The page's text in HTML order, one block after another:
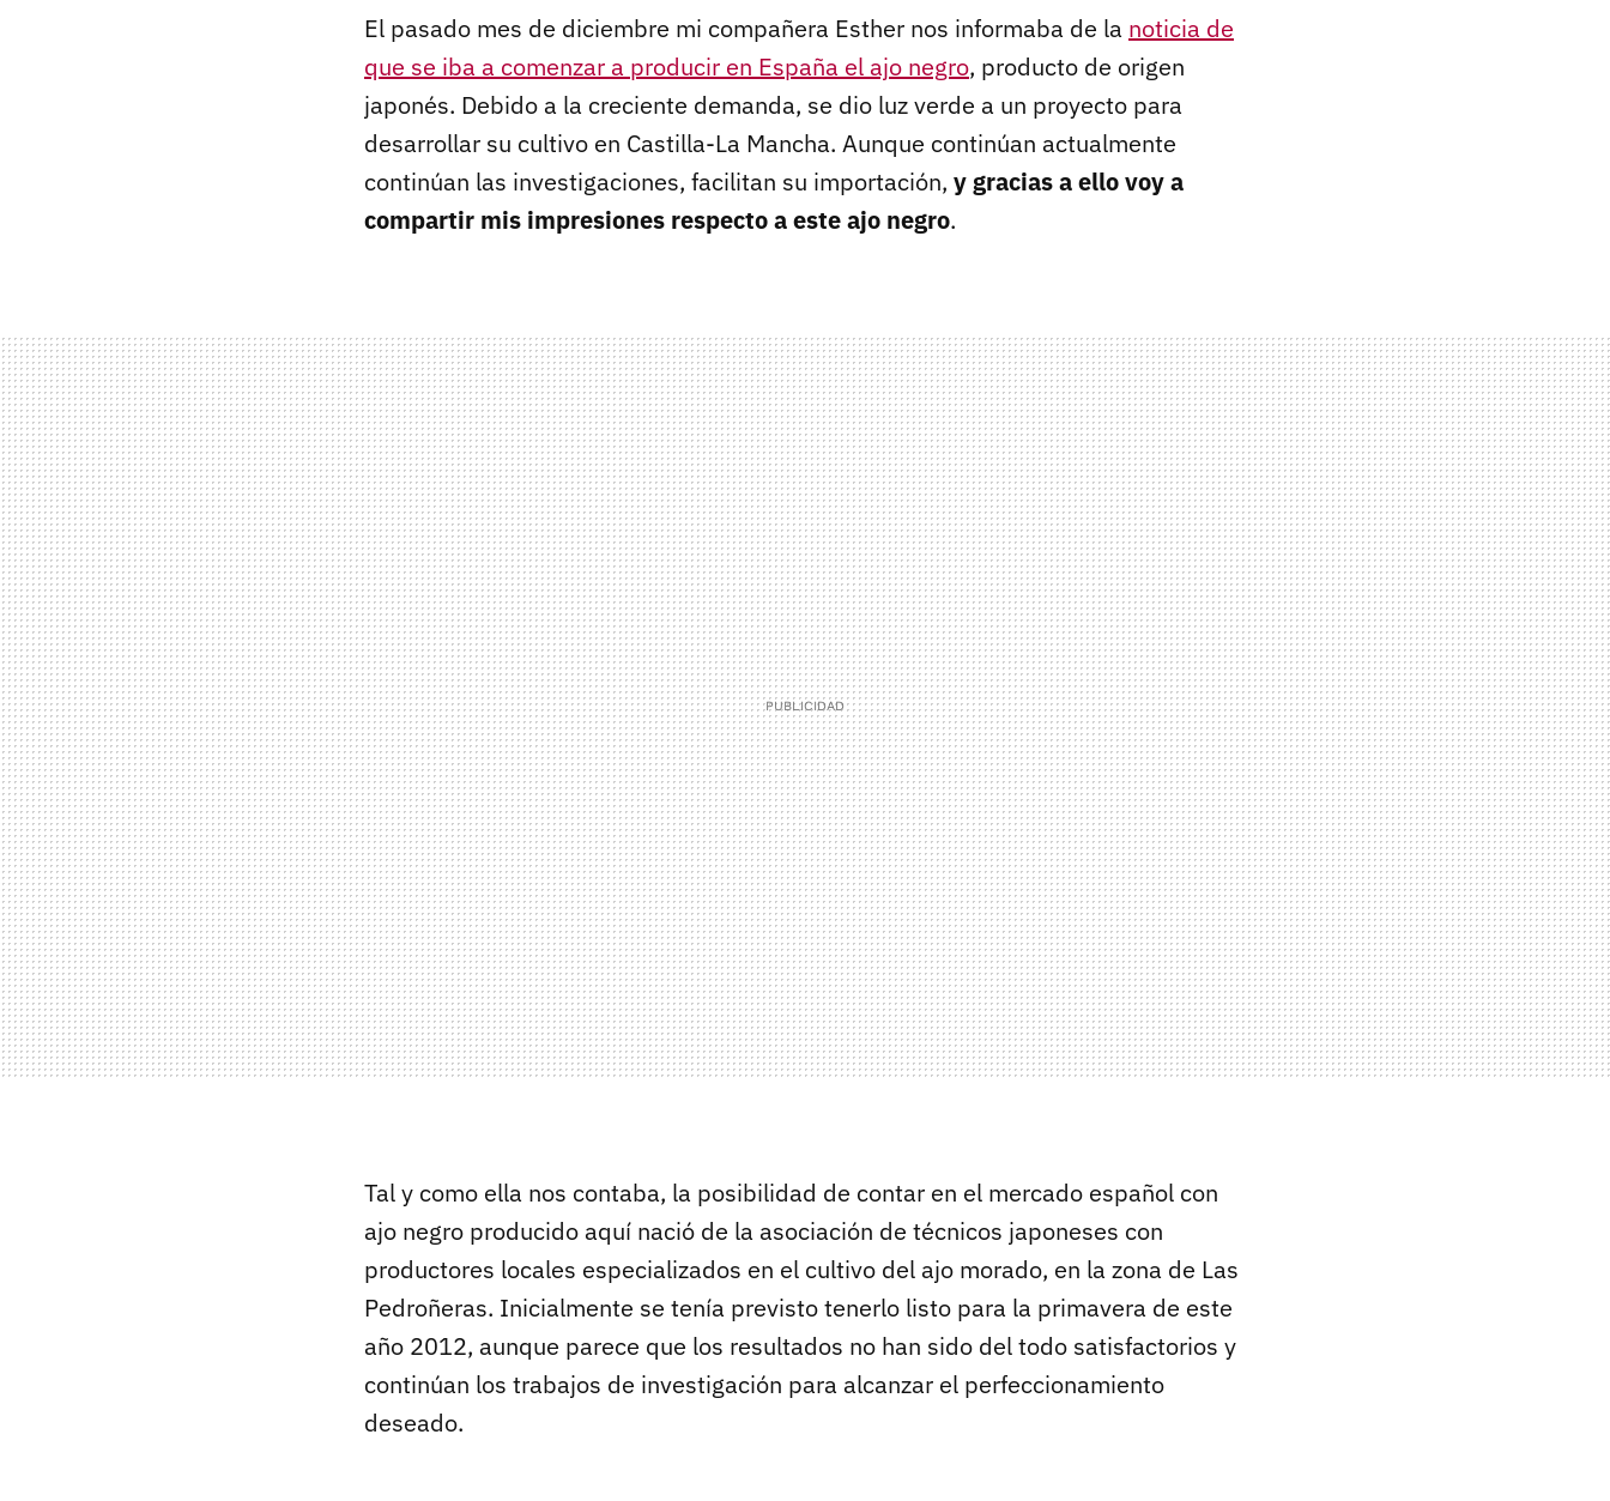
El pasado mes de diciembre mi compañera Esther nos informaba de la noticia de
que se iba a comenzar a producir en España el ajo negro, producto de origen
japonés. Debido a la creciente demanda, se dio luz verde a un proyecto para
desarrollar su cultivo en Castilla-La Mancha. Aunque continúan actualmente
continúan las investigaciones, facilitan su importación, y gracias a ello voy a
compartir mis impresiones respecto a este ajo negro.
Tal y como ella nos contaba, la posibilidad de contar en el mercado español con
ajo negro producido aquí nació de la asociación de técnicos japoneses con
productores locales especializados en el cultivo del ajo morado, en la zona de Las
Pedroñeras. Inicialmente se tenía previsto tenerlo listo para la primavera de este
año 2012, aunque parece que los resultados no han sido del todo satisfactorios y
continúan los trabajos de investigación para alcanzar el perfeccionamiento
deseado.